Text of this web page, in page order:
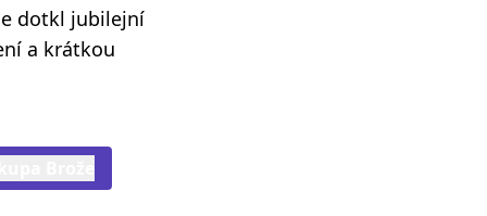
dotkl jubilejní
a krátkou